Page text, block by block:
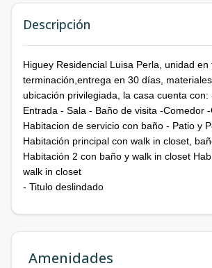
Descripción
Higuey Residencial Luisa Perla, unidad en
terminación,entrega en 30 días,
ubicación privilegiada, la casa cuenta con:
Entrada - Sala - Baño de visita -Comedor
Habitacion de servicio con baño - Patio y
Habitación principal con walk in closet,
Habitación 2 con baño y walk in closet
walk in closet
- Titulo deslindado
Amenidades